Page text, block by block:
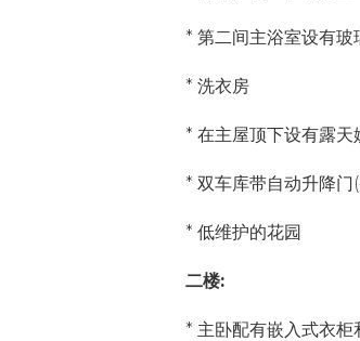
* 第二间主浴室设有
* 洗衣房
* 在主屋顶下设有露
* 双车库带自动升降
* 低维护的花园
二楼:
* 主卧配有嵌入式衣柜